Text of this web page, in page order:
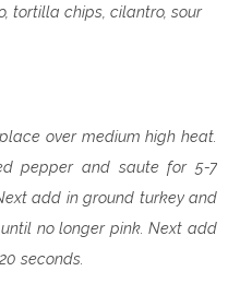
tortilla chips, cilantro, sour
over medium high heat.
pepper and saute for 5-7
add in ground turkey and
no longer pink. Next add
seconds.